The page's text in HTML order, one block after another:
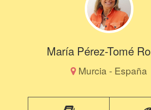
María Pérez-Tomé
Murcia - España